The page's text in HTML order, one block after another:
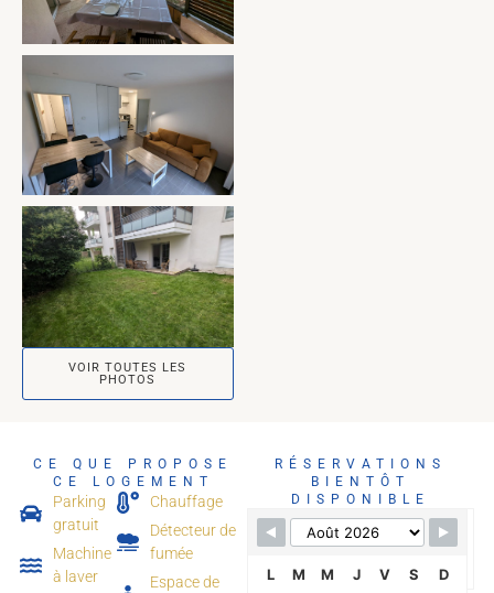
VOIR TOUTES LES
PHOTOS
CE QUE PROPOSE
CE LOGEMENT
Parking
gratuit
Machine
à laver
Chauffage
Détecteur de
fumée
Espace de
RÉSERVATIONS
BIENTÔT
DISPONIBLE
Disponible
Réservé
L M M J V S
D